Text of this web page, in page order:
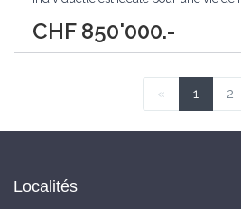
CHF 850'000.-
commodités et des grands axes.
La Chaux-de-Fonds en seulement
« 1 2
Localités